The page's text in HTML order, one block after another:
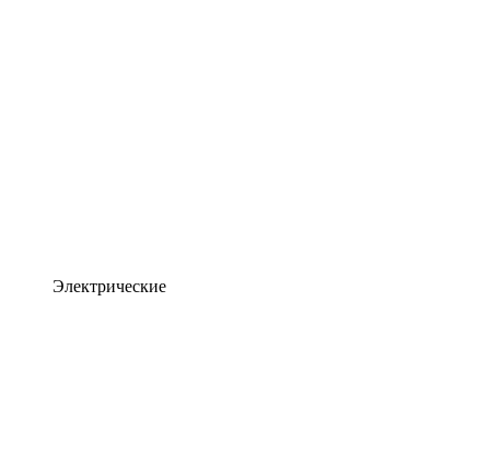
Электрические